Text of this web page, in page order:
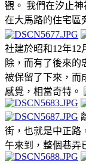
觀。 我們在汐止
在大馬路的住宅區
社建於昭和12年12
除，而有了後來的
被保留了下來，而
感覺，相當奇特。
街，也就是中正路
午來到，整個巷弄